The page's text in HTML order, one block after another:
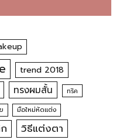
trend 2018
ทรงผมสั้น ทริค
มือใหม่หัดแต่ง
วิธีแต่งตา